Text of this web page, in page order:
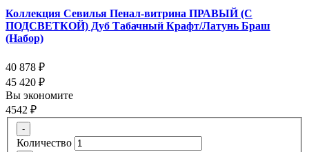
Коллекция Севилья Пенал-витрина ПРАВЫЙ (С
ПОДСВЕТКОЙ) Дуб Табачный Крафт/Латунь Браш
(Набор)
40 878 ₽
45 420 ₽
Вы экономите
4542 ₽
-
Количество